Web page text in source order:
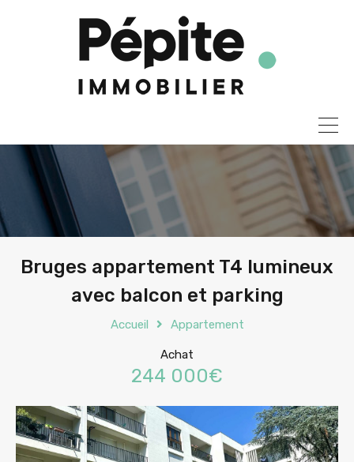
Bruges appartement T4 lumineux
avec balcon et parking
Accueil Appartement
Achat
244 000€